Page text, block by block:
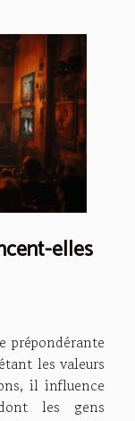
elles
prépondérante
les valeurs
il influence
les gens